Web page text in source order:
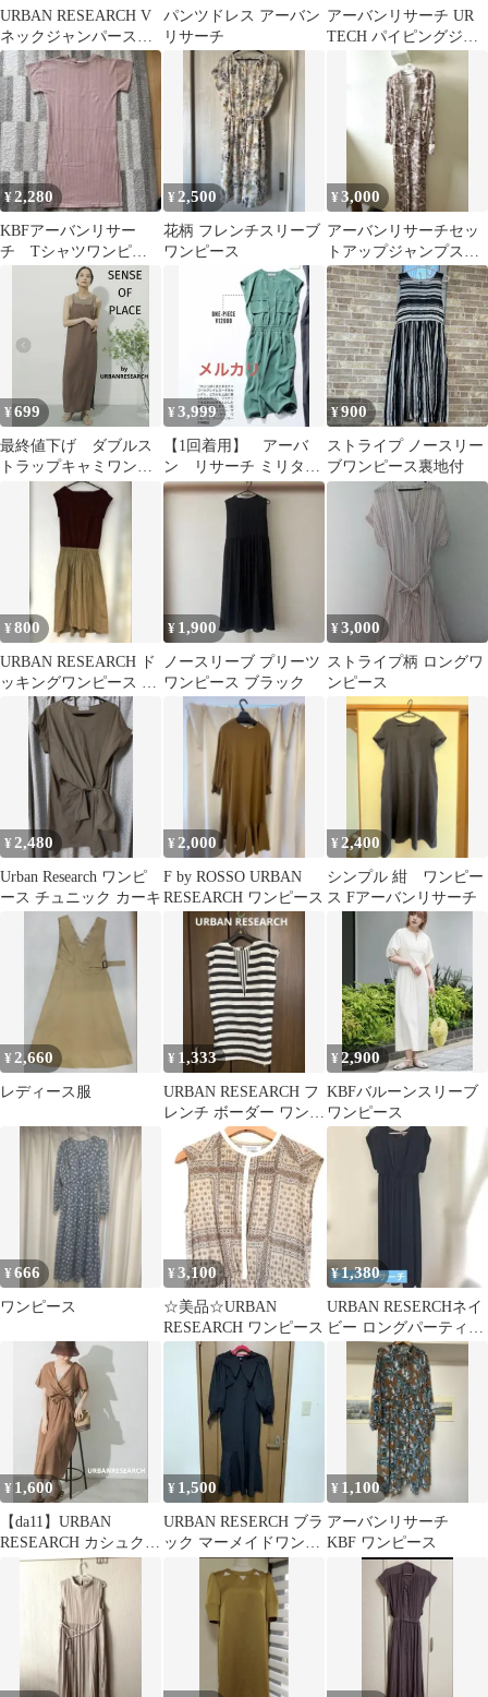
URBAN RESEARCH V
ネックジャンパースカ
ート ブラック
パンツドレス アーバン
リサーチ
アーバンリサーチ UR
TECH パイピングジャ
ンパーワンピース
¥2,280
KBFアーバンリサー
チ Tシャツワンピー
¥ 2,500
花柄 フレンチスリーブ
ワンピース
¥3,000
アーバンリサーチセッ
トアップジャンプスー
ツ
¥699
最終値下げ ダブルス
トラップキャミワンピ
ース／センスオブプレ
¥3,999
【1回着用】 アーバ
ン リサーチ ミリタリ
ー風 ワンピース
¥900
ストライプ ノースリー
ブワンピース裏地付
¥800
URBAN RESEARCH ド
ッキングワンピース フ
リーサイズ
¥ 1,900
ノースリーブ プリーツ
ワンピース ブラック
¥3,000
ストライプ柄 ロングワ
ンピース
¥ 2,480
Urban Research ワンピ
ース チュニック カーキ
¥ 2,000
F by ROSSO URBAN
RESEARCH ワンピース
¥ 2,400
シンプル 紺 ワンピー
ス Fアーバンリサーチ
¥ 2,660
レディース服
¥ 1,333
URBAN RESEARCH フ
レンチ ボーダー ワンピ
ース 春夏 黒 白 F
¥ 2,900
KBFバルーンスリーブ
ワンピース
¥666
ワンピース
¥ 3,100
☆美品☆URBAN
RESEARCH ワンピース
¥1,380
URBAN RESERCHネイ
ビー ロングパーティド
レス フリーサイズ
¥ 1,600
【da11】URBAN
RESEARCH カシュクー
ルワンピース ブラウン
¥ 1,500
URBAN RESERCH ブラ
ック マーメイドワンピ
¥ 1,100
アーバンリサーチ
KBF ワンピース